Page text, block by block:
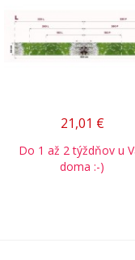
21,01 €
Do 1 až 2 týždňov u
doma :-)